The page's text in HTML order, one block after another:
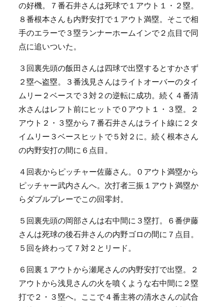
の好機。７番石井さんは死球で１アウト１・２塁。
８番根本さんも内野安打で１アウト満塁。そこで相
手のエラーで３塁ランナーホームインで２点目で同
点に追いついた。
３回裏先頭の飯田さんは四球で出塁するとすかさず
２塁へ盗塁。３番浅見さんはライトオーバーのタイ
ムリー２ベースで３対２の逆転に成功。続く４番清
水さんはレフト前にヒットで０アウト１・３塁。２
アウト２・３塁から７番石井さんはライト線に２タ
イムリー３ベースヒットで５対２に。続く根本さん
の内野安打の間に６点目。
４回表からピッチャー佐藤さん。０アウト満塁から
ピッチャー武内さんへ。次打者三振１アウト満塁か
らダブルプレーでこの回零封。
５回裏先頭の岡部さんは右中間に３塁打。６番伊藤
さんは死球の後石井さんの内野ゴロの間に７点目。
５回を終わって７対２とリード。
６回裏１アウトから瀬尾さんの内野安打で出塁。２
アウトから浅見さんの火を噴くような右中間に２塁
打で２・３塁へ。ここで４番主将の清水さんの試合